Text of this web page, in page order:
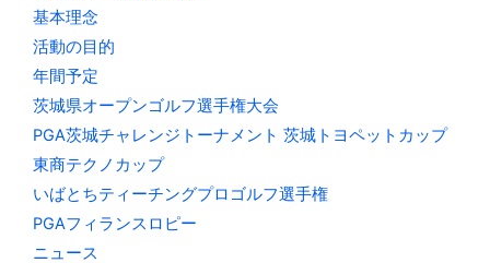
基本理念
活動の目的
年間予定
茨城県オープンゴルフ選手権大会
PGA茨城チャレンジトーナメント 茨城トヨペットカップ
東商テクノカップ
いばとちティーチングプロゴルフ選手権
PGAフィランスロピー
ニュース